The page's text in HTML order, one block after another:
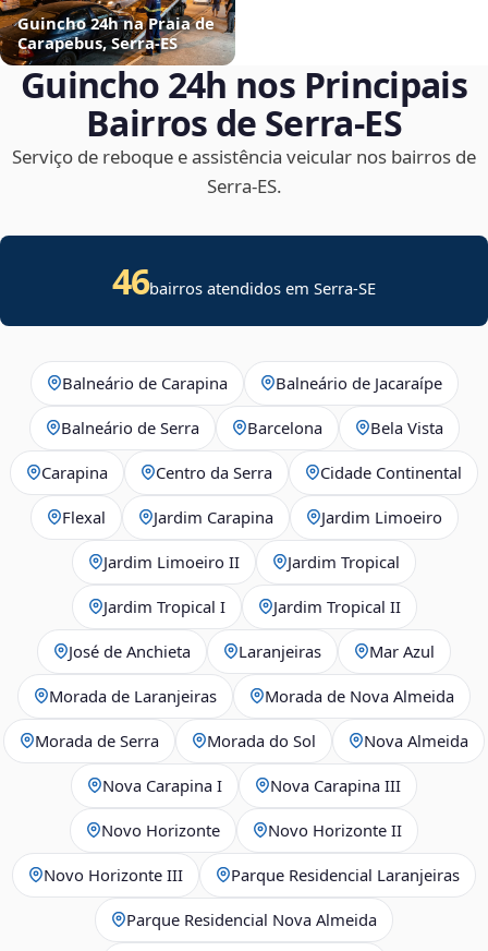
Guincho 24h na Praia de
Carapebus, Serra‑ES
Guincho 24h nos Principais
Bairros de Serra‑ES
Serviço de reboque e assistência veicular nos bairros de
Serra‑ES.
46bairros atendidos emSerra-SE
Balneário de Carapina Balneário de Jacaraípe
Balneário de Serra Barcelona Bela Vista
Carapina Centro da Serra Cidade Continental
Flexal Jardim Carapina Jardim Limoeiro
Jardim Limoeiro II Jardim Tropical
Jardim Tropical I Jardim Tropical II
José de Anchieta Laranjeiras Mar Azul
Morada de Laranjeiras Morada de Nova Almeida
Morada de Serra Morada do Sol Nova Almeida
Nova Carapina I Nova Carapina III
Novo Horizonte Novo Horizonte II
Novo Horizonte III Parque Residencial Laranjeiras
Parque Residencial Nova Almeida